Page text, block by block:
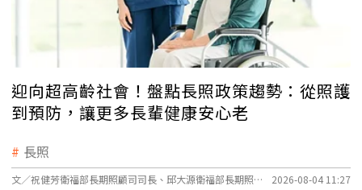
迎向超高齡社會！盤點長照政策趨勢：從照護
到預防，讓更多長輩健康安心老
長照
文／祝健芳衛福部長期照顧司司長、邱大源衛福部長期照顧司技正 2026-08-04 11:27